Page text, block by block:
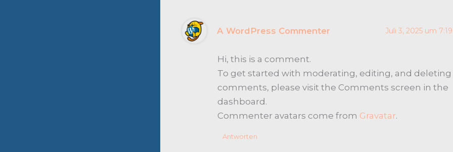
A WordPress Commenter Juli 3, 2025 um
Hi, this is a comment.
To get started with moderating, editing, and deleting
comments, please visit the Comments screen in the
dashboard.
Commenter avatars come from Gravatar.
Antworten